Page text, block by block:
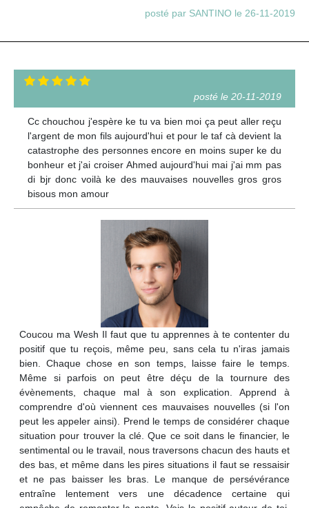
posté par SANTINO le 26-11-2019
posté le 20-11-2019
Cc chouchou j'espère ke tu va bien moi ça peut aller reçu
l'argent de mon fils aujourd'hui et pour le taf cà devient la
catastrophe des personnes encore en moins super ke du
bonheur et j'ai croiser Ahmed aujourd'hui mai j'ai mm pas
di bjr donc voilà ke des mauvaises nouvelles gros gros
bisous mon amour
Coucou ma Wesh Il faut que tu apprennes à te contenter du
positif que tu reçois, même peu, sans cela tu n'iras jamais
bien. Chaque chose en son temps, laisse faire le temps.
Même si parfois on peut être déçu de la tournure des
évènements, chaque mal à son explication. Apprend à
comprendre d'où viennent ces mauvaises nouvelles (si l'on
peut les appeler ainsi). Prend le temps de considérer chaque
situation pour trouver la clé. Que ce soit dans le financier, le
sentimental ou le travail, nous traversons chacun des hauts et
des bas, et même dans les pires situations il faut se ressaisir
et ne pas baisser les bras. Le manque de persévérance
entraîne lentement vers une décadence certaine qui